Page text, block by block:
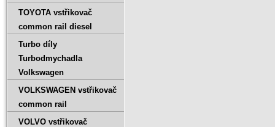
TOYOTA vstřikovač
common rail diesel
Turbo díly
Turbodmychadla
Volkswagen
VOLKSWAGEN vstřikovač
common rail
VOLVO vstřikovač